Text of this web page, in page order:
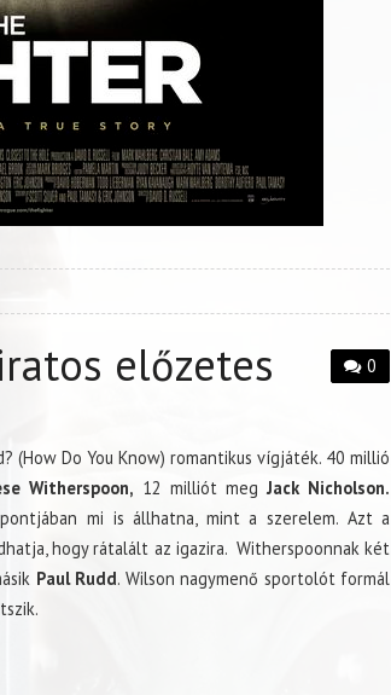
0
előzetes
(How Do You Know) romantikus vígjáték. 40 millió
Witherspoon, 12 milliót megJack Nicholson.
mi is állhatna, mint a szerelem. Azt a
hogy rátalált az igazira. Witherspoonnak két
Paul Rudd. Wilson nagymenő sportolót formál